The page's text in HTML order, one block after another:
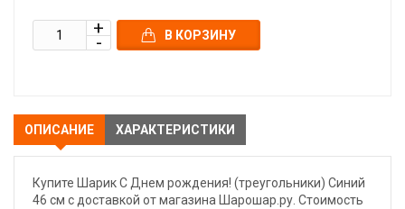
В КОРЗИНУ
ОПИСАНИЕ ХАРАКТЕРИСТИКИ
Купите Шарик С Днем рождения! (треугольники) Синий
46 см с доставкой от магазина Шарошар.ру. Стоимость